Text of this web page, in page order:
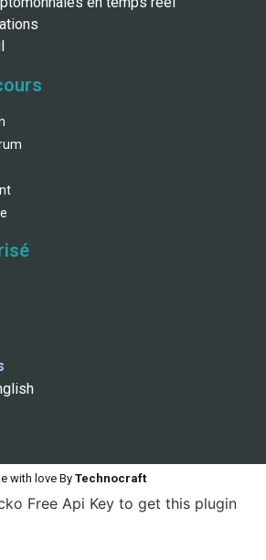
with love ByTechnocraft
Free Api Key to get this plugin